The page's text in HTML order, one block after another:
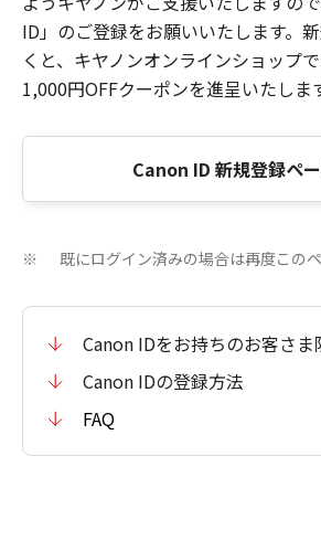
ID」のご登録をお願いいたします。
くと、キヤノンオンラインショップ
1,000円OFFクーポンを進呈いたしま
Canon ID 新規登録ペ
※ 既にログイン済みの場合は再度このペ
Canon IDをお持ちのお客さ
Canon IDの登録方法
FAQ